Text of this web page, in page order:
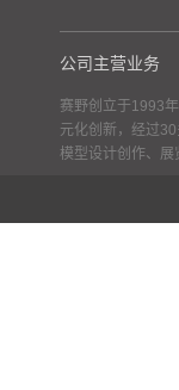
公司主营业务
赛野创立于1993
元化创新，经过30
模型设计创作、